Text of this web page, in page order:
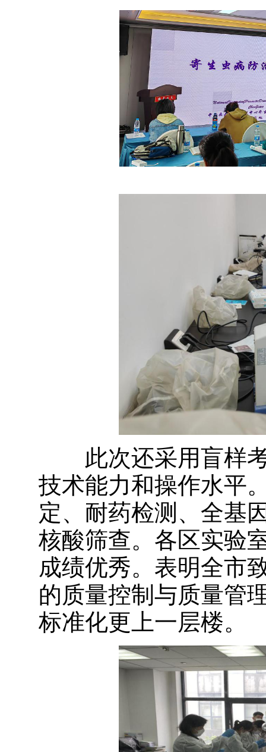
此次还采用盲样考
技术能力和操作水平
定、耐药检测、全基
核酸筛查。各区实验
成绩优秀。表明全市
的质量控制与质量管
标准化更上一层楼。